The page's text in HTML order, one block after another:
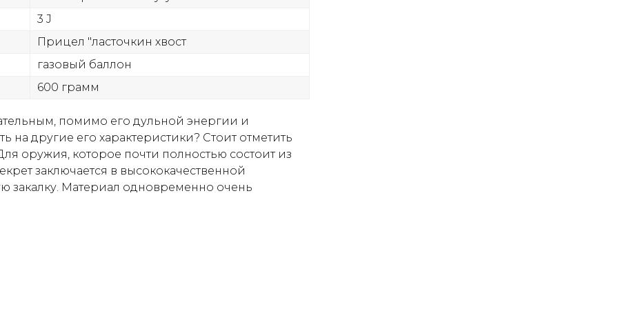
3 J
Прицел "ласточкин хвост
газовый баллон
600 грамм
помимо его дульной энергии и
на другие его характеристики? Стоит отметить
оружия, которое почти полностью состоит из
заключается в высококачественной
закалку. Материал одновременно очень